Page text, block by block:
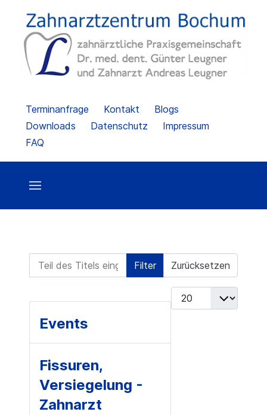
Terminanfrage Kontakt
Blogs
Downloads
Datenschutz
Impressum
FAQ
Teil des Titels eingeben Filter Zurücksetzen
Anzeige #
Events
Fissuren,
Versiegelung -
Zahnarzt